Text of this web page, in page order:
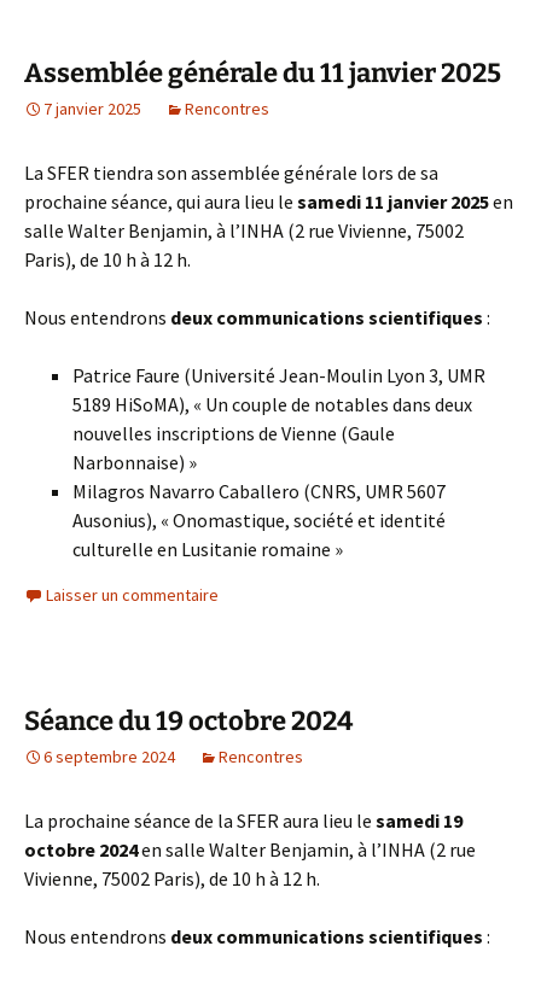
Assemblée générale du 11 janvier 2025
7 janvier 2025 Rencontres
La SFER tiendra son assemblée générale lors de sa
prochaine séance, qui aura lieu le samedi 11 janvier 2025en
salle Walter Benjamin, à l’INHA (2 rue Vivienne, 75002
Paris), de 10 h à 12 h.
Nous entendrons deux communications scientifiques :
Patrice Faure (Université Jean-Moulin Lyon 3, UMR
5189 HiSoMA), « Un couple de notables dans deux
nouvelles inscriptions de Vienne (Gaule
Narbonnaise) »
Milagros Navarro Caballero (CNRS, UMR 5607
Ausonius), « Onomastique, société et identité
culturelle en Lusitanie romaine »
Laisser un commentaire
Séance du 19 octobre 2024
6 septembre 2024 Rencontres
La prochaine séance de la SFER aura lieu le samedi 19
octobre 2024en salle Walter Benjamin, à l’INHA (2 rue
Vivienne, 75002 Paris), de 10 h à 12 h.
Nous entendrons deux communications scientifiques :